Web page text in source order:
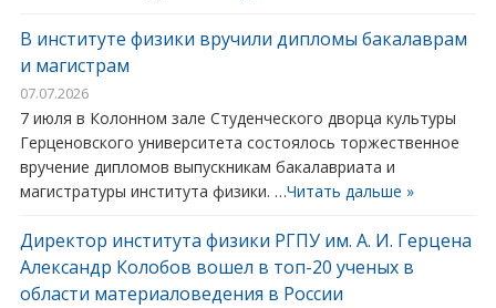
В институте физики вручили дипломы бакалаврам
и магистрам
07.07.2026
7 июля в Колонном зале Студенческого дворца культуры
Герценовского университета состоялось торжественное
вручение дипломов выпускникам бакалавриата и
магистратуры института физики. …Читать дальше »
Директор института физики РГПУ им. А. И. Герцена
Александр Колобов вошел в топ-20 ученых в
области материаловедения в России